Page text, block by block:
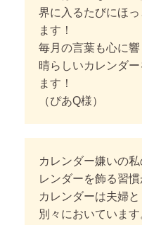
界に入るたびにほ
ます！
毎月の言葉も心に
晴らしいカレンダ
ます！
（ぴあQ様）
カレンダー嫌いの
レンダーを飾る習
カレンダーは夫婦
別々においていま